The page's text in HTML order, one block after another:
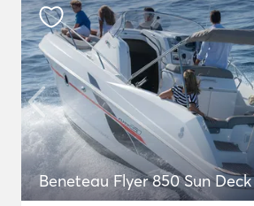
Beneteau Flyer 850 Sun Deck